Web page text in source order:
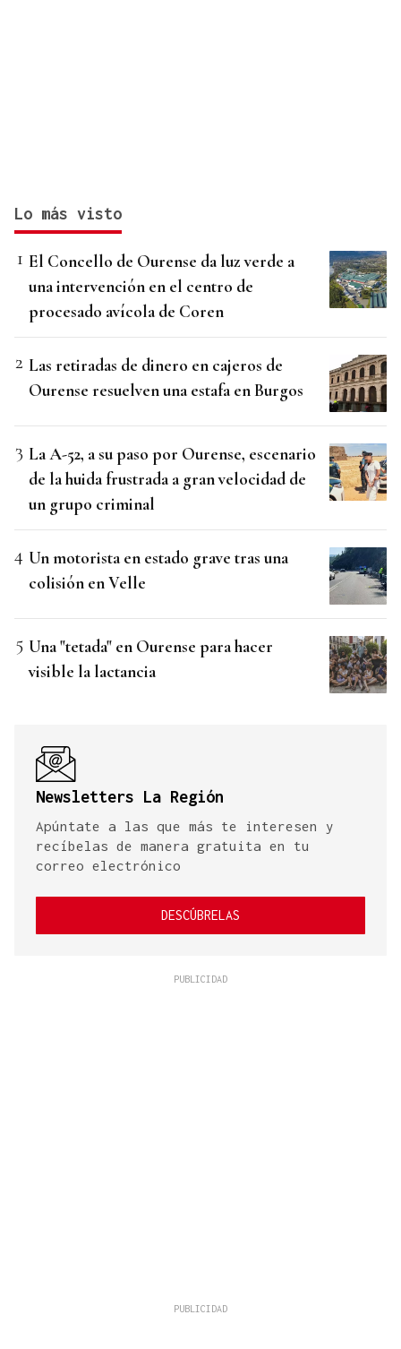
Lo más visto
El Concello de Ourense da luz verde a
una intervención en el centro de
procesado avícola de Coren
Las retiradas de dinero en cajeros de
Ourense resuelven una estafa en Burgos
La A-52, a su paso por Ourense, escenario
de la huida frustrada a gran velocidad de
un grupo criminal
Un motorista en estado grave tras una
colisión en Velle
Una "tetada" en Ourense para hacer
visible la lactancia
Newsletters La Región
Apúntate a las que más te interesen y
recíbelas de manera gratuita en tu
correo electrónico
DESCÚBRELAS